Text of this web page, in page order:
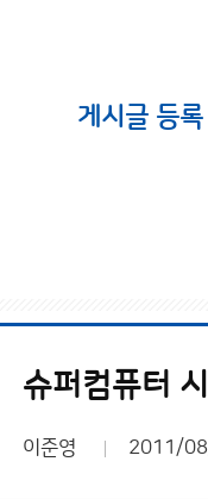
게시글 등
슈퍼컴퓨터
이준영 2011/